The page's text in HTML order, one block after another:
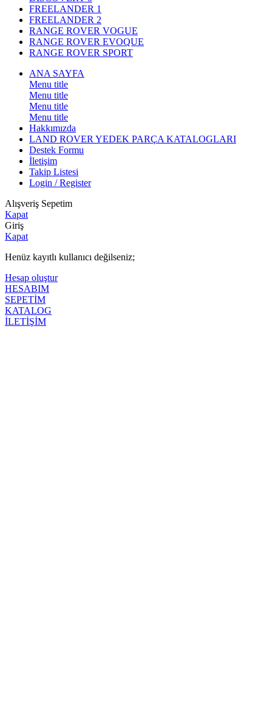
FREELANDER 1
FREELANDER 2
RANGE ROVER VOGUE
RANGE ROVER EVOQUE
RANGE ROVER SPORT
ANA SAYFA
Menu title
Menu title
Menu title
Menu title
Hakkımızda
LAND ROVER YEDEK PARÇA KATALOGLARI
Destek Formu
İletişim
Takip Listesi
Login / Register
Alışveriş Sepetim
Kapat
Giriş
Kapat
Henüz kayıtlı kullanıcı değilseniz;
Hesap oluştur
HESABIM
SEPETİM
KATALOG
İLETİŞİM